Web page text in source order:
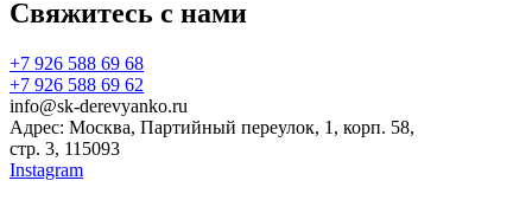
Свяжитесь с нами
+7 926 588 69 68
+7 926 588 69 62
info@sk-derevyanko.ru
Адрес: Москва, Партийный переулок, 1, корп. 58,
стр. 3, 115093
Instagram